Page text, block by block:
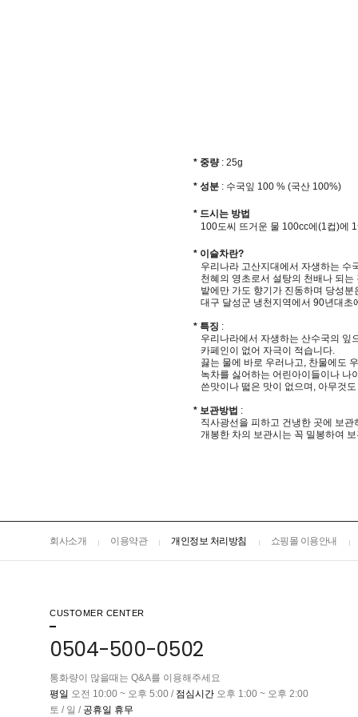
* 중량: 25g
* 성분 : 수국잎 100 % (국산 100%)
* 드시는 방법
100도씨 뜨거운 물 100cc에(1컵)에
* 이슬차란?
우리나라 고산지대에서 자생하는 수
천혜의 영초로서 설탕의 천배나 되
밭에만 가도 향기가 진동하며 당성
대구 달성군 냉천지역에서 90년대초
* 특징 :
우리나라에서 자생하는 산수국의 잎
카페인이 없어 자극이 적습니다.
끓는 물에 바로 우러나고, 찬물에도
녹차를 싫어하는 어린아이들이나 나
쓴맛이나 떫은 맛이 없으며, 아무것
* 보관방법 :
직사광선을 피하고 건냉한 곳에 보관
개봉한 차의 보관시는 꼭 밀봉하여
회사소개 이용약관 개인정보 처리방침 쇼핑몰 이용안내
CUSTOMER CENTER
0504-500-0502
통화량이 많을때는 Q&A를 이용해주세요
평일 오전 10:00 ~ 오후 5:00 / 점심시간 오후 1:00 ~ 오후 2:00
토 / 일 / 공휴일 휴무